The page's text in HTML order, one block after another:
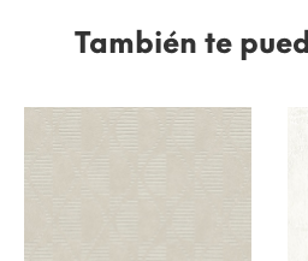
También te